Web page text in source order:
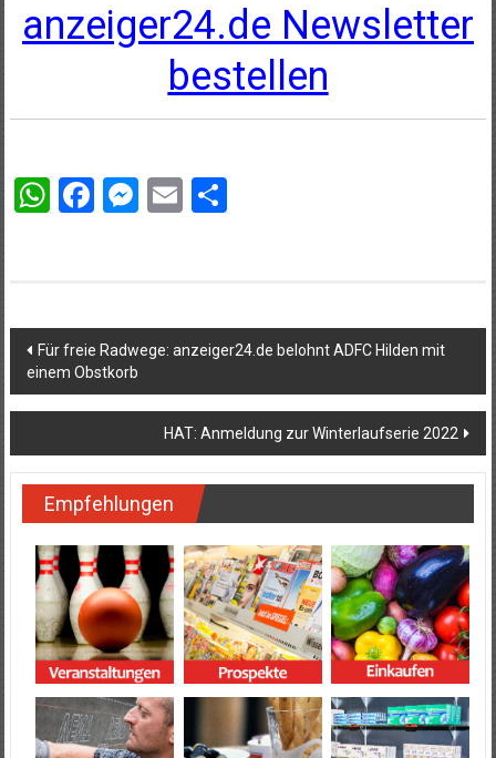
anzeiger24.de Newsletter
bestellen
WhatsApp
Facebook
Messenger
EmailTeilen
Beitragsnavigation
Für freie Radwege: anzeiger24.de belohnt ADFC Hilden mit
einem Obstkorb
HAT: Anmeldung zur Winterlaufserie 2022
Empfehlungen